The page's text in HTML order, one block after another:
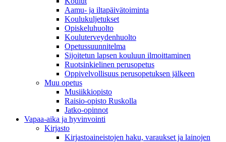
Aamu- ja iltapäivätoiminta
Koulukuljetukset
Opiskeluhuolto
Kouluterveydenhuolto
Opetussuunnitelma
Sijoitetun lapsen kouluun ilmoittaminen
Ruotsinkielinen perusopetus
Oppivelvollisuus perusopetuksen jälkeen
Muu opetus
Musiikkiopisto
Raisio-opisto Ruskolla
Jatko-opinnot
Vapaa-aika ja hyvinvointi
Kirjasto
Kirjastoaineistojen haku, varaukset ja lainojen